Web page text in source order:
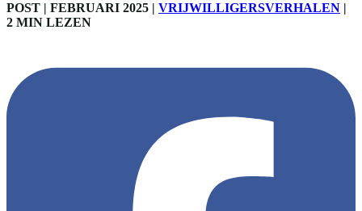
POST | FEBRUARI 2025 | VRIJWILLIGERSVERHALEN |
2 MIN LEZEN